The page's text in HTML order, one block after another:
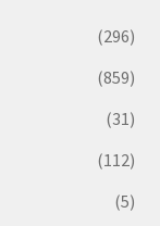
(296)
(859)
(31)
(112)
(5)